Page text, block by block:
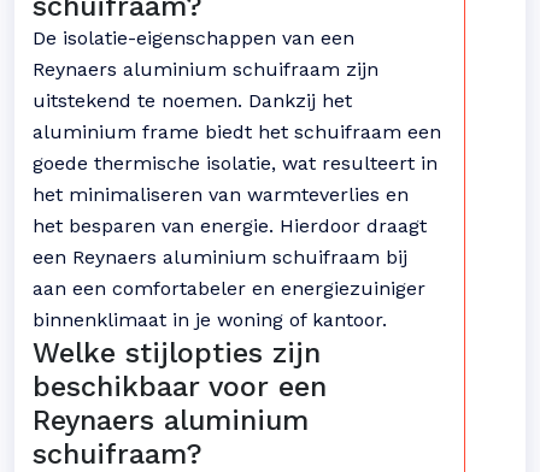
De isolatie-eigenschappen van een
Reynaers aluminium schuifraam zijn
uitstekend te noemen. Dankzij het
aluminium frame biedt het schuifraam een
goede thermische isolatie, wat resulteert in
het minimaliseren van warmteverlies en
het besparen van energie. Hierdoor draagt
een Reynaers aluminium schuifraam bij
aan een comfortabeler en energiezuiniger
binnenklimaat in je woning of kantoor.
Welke stijlopties zijn
beschikbaar voor een
Reynaers aluminium
schuifraam?